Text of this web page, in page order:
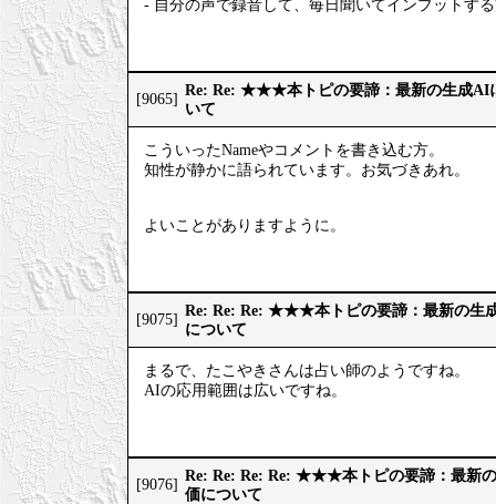
- 自分の声で録音して、毎日聞いてインプットす
[9065]
Re: Re: ★★★本トピの要諦：最新の生成AI
いて
こういったNameやコメントを書き込む方。
知性が静かに語られています。お気づきあれ。
よいことがありますように。
[9075]
Re: Re: Re: ★★★本トピの要諦：最新の生
について
まるで、たこやきさんは占い師のようですね。
AIの応用範囲は広いですね。
[9076]
Re: Re: Re: Re: ★★★本トピの要諦：最新
価について